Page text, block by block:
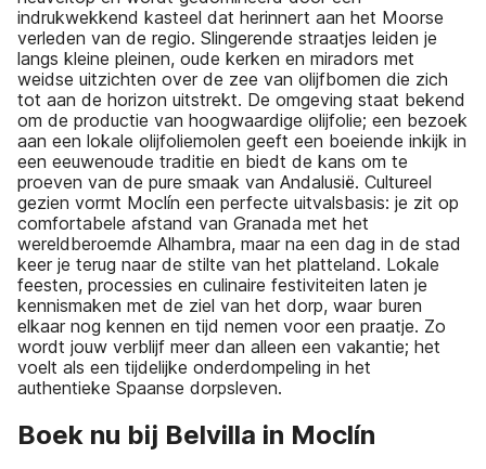
indrukwekkend kasteel dat herinnert aan het Moorse
verleden van de regio. Slingerende straatjes leiden je
langs kleine pleinen, oude kerken en miradors met
weidse uitzichten over de zee van olijfbomen die zich
tot aan de horizon uitstrekt. De omgeving staat bekend
om de productie van hoogwaardige olijfolie; een bezoek
aan een lokale olijfoliemolen geeft een boeiende inkijk in
een eeuwenoude traditie en biedt de kans om te
proeven van de pure smaak van Andalusië. Cultureel
gezien vormt Moclín een perfecte uitvalsbasis: je zit op
comfortabele afstand van Granada met het
wereldberoemde Alhambra, maar na een dag in de stad
keer je terug naar de stilte van het platteland. Lokale
feesten, processies en culinaire festiviteiten laten je
kennismaken met de ziel van het dorp, waar buren
elkaar nog kennen en tijd nemen voor een praatje. Zo
wordt jouw verblijf meer dan alleen een vakantie; het
voelt als een tijdelijke onderdompeling in het
authentieke Spaanse dorpsleven.
Boek nu bij Belvilla in Moclín